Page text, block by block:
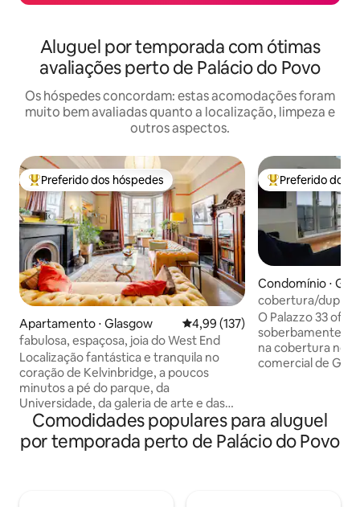
Aluguel por temporada com ótimas
avaliações perto de Palácio do Povo
Os hóspedes concordam: estas acomodações foram
muito bem avaliadas quanto a localização, limpeza e
outros aspectos.
Entre os melhores preferidos dos hóspedes
Preferido dos hóspedes
Apartamento ⋅ Glasgow 4,99 de uma avaliação média de
4,99 (137)
fabulosa, espaçosa, joia do West End
Localização fantástica e tranquila no
coração de Kelvinbridge, a poucos
minutos a pé do parque, da
Universidade, da galeria de arte e das
lojas, cafés e restaurantes do West End.
Térreo de uma townhouse de Glasgow
dos anos 1870, Grande sala de estar -
Entre os
Preferido dos
Condomínio ⋅
cobertura/duplex
decorada com
O Palazzo 33
soberbamente
na cobertura no
comercial de
quarto principal e
duas camas king
Comodidades populares para aluguel
por temporada perto de Palácio do Povo